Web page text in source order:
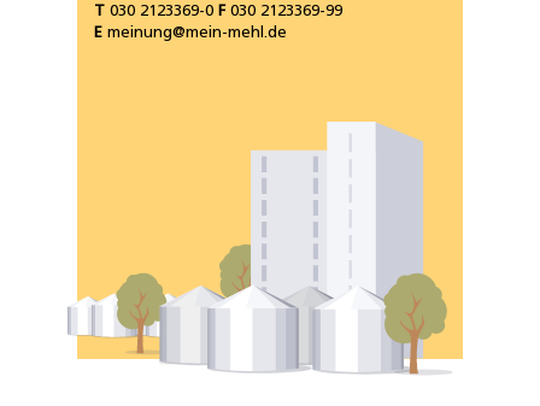
T 030 2123369-0 F030 2123369-99
E meinung@mein-mehl.de